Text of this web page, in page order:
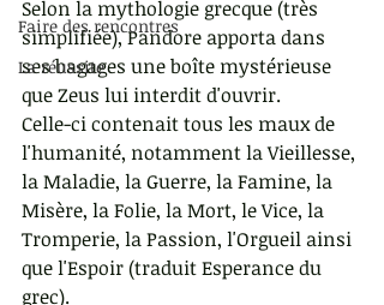
Faire des rencontres
La réussite
Selon la mythologie grecque (très
simplifiée), Pandore apporta dans
ses bagages une boîte mystérieuse
que Zeus lui interdit d'ouvrir.
Celle-ci contenait tous les maux de
l'humanité, notamment la Vieillesse,
la Maladie, la Guerre, la Famine, la
Misère, la Folie, la Mort, le Vice, la
Tromperie, la Passion, l'Orgueil ainsi
que l'Espoir (traduit Esperance du
grec).